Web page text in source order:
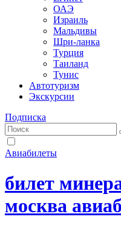
ОАЭ
Израиль
Мальдивы
Шри-ланка
Турция
Таиланд
Тунис
Автотуризм
Экскурсии
Подписка
Авиабилеты
билет
москва